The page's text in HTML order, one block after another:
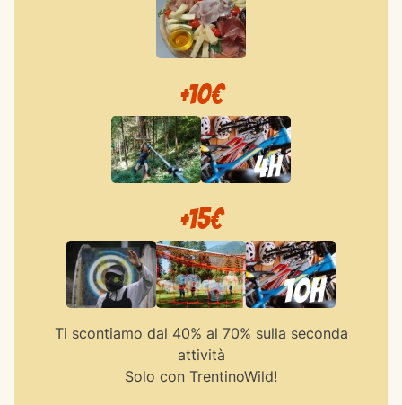
+10€
+15€
Ti scontiamo dal 40% al 70% sulla seconda
attività
Solo con TrentinoWild!